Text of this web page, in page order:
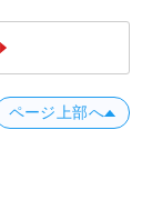
ページ上部へ